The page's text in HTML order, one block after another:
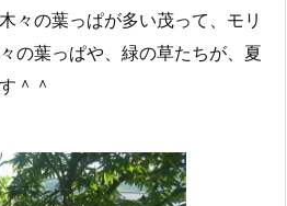
々の葉っぱが多い茂って、モリ
の葉っぱや、緑の草たちが、夏
＾＾